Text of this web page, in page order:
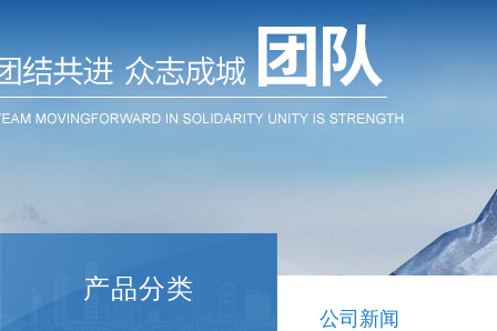
产品分类
公司新闻